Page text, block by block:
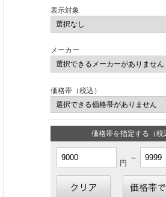
表示対象
メーカー
価格帯（税込）
価格帯を指定する（税
円
～